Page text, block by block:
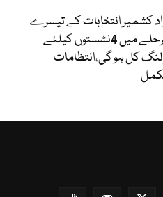
کشمیر انتخابات کے تیسرے
مرحلے میں 4نشستوں کیلئے
کل ہو گی،انتظامات